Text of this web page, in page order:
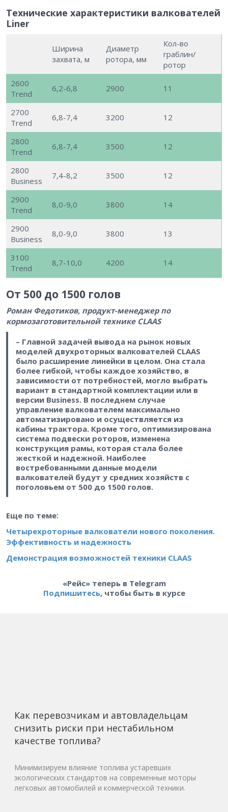
Технические характеристики валкователей
Liner
Ширина
захвата, м
Диаметр
ротора, мм
Кол-во
граблин/
ротор
2600
Trend
6,2-6,8 2900 11
2700
Trend
6,8-7,4 3200 12
2800
Trend
6,8-7,4 3500 12
2800
Business
7,4-8,2 3500 12
2900
Trend
8,0-9,0 3800 14
2900
Business
8,0-9,0 3800 13
3100
Trend
8,7-10,0 4200 14
От 500 до 1500 голов
Роман Федотиков, продукт-менеджер по
кормозаготовительной технике CLAAS
– Главной задачей вывода на рынок новых
моделей двухроторных валкователей CLAAS
было расширение линейки в целом. Она стала
более гибкой, чтобы каждое хозяйство, в
зависимости от потребностей, могло выбрать
вариант в стандартной комплектации или в
версии Business. В последнем случае
управление валкователем максимально
автоматизировано и осуществляется из
кабины трактора. Кроме того, оптимизирована
система подвески роторов, изменена
конструкция рамы, которая стала более
жесткой и надежной. Наиболее
востребованными данные модели
валкователей будут у средних хозяйств с
поголовьем от 500 до 1500 голов.
Еще по теме:
Четырехроторные валкователи нового поколения.
Эффективность и надежность
Демонстрация возможностей техники CLAAS
«Рейс» теперь в Telegram
Подпишитесь, чтобы быть в курсе
Как перевозчикам и автовладельцам
снизить риски при нестабильном
качестве топлива?
Минимизируем влияние топлива устаревших
экологических стандартов на современные моторы
легковых автомобилей и коммерческой техники.